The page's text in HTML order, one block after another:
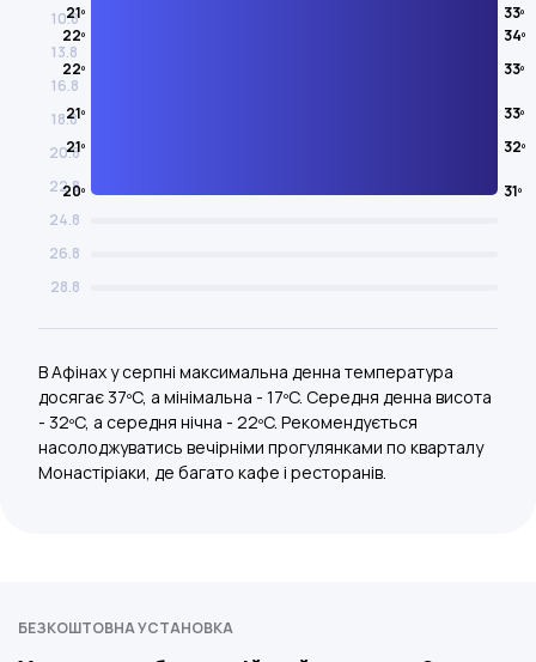
10.8
13.8
16.8
21º 33º
18.8
22º 34º
20.8
22º 33º
22.8
21º 33º
24.8
21º 32º
26.8
20º 31º
28.8
В Афінах у серпні максимальна денна температура
досягає 37ºC, а мінімальна - 17ºC. Середня денна висота
- 32ºC, а середня нічна - 22ºC. Рекомендується
насолоджуватись вечірніми прогулянками по кварталу
Монастіріаки, де багато кафе і ресторанів.
БЕЗКОШТОВНА УСТАНОВКА